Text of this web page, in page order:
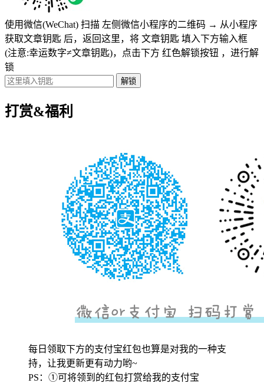
使用微信(WeChat) 扫描 左侧微信小程序的二维码 → 从小程序
获取文章钥匙 后，返回这里，将 文章钥匙 填入下方输入框
(注意:幸运数字≠文章钥匙)，点击下方 红色解锁按钮 ，进行解
锁
打赏&福利
每日领取下方的支付宝红包也算是对我的一种支
持，让我更新更有动力哟~
PS：①可将领到的红包打赏给我的支付宝